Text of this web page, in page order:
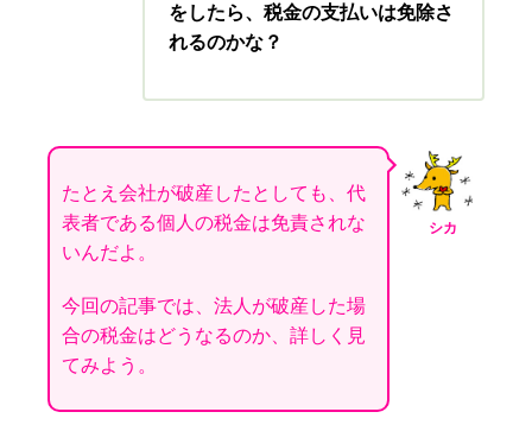
をしたら、税金の支払いは免除さ
れるのかな？
シカ
たとえ会社が破産したとしても、代
表者である個人の税金は免責されな
いんだよ。
今回の記事では、法人が破産した場
合の税金はどうなるのか、詳しく見
てみよう。